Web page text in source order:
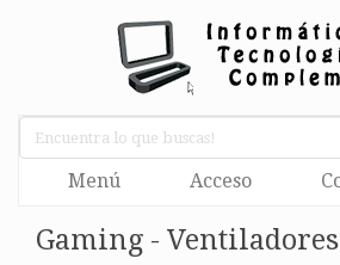
Menú Acceso
Gaming - Ventiladores